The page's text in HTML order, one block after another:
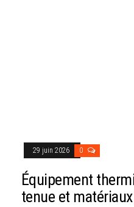
29 juin 2026 0
Équipement
tenue et matériaux